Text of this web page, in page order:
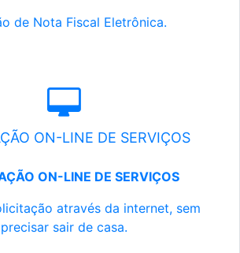
de Nota Fiscal Eletrônica.
ON-LINE DE SERVIÇOS
ON-LINE DE SERVIÇOS
através da internet, sem
precisar sair de casa.